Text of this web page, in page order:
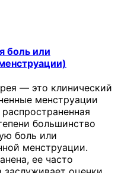
боль или
— это клинический
менструации
большинство
боль или
менструации.
ее часто